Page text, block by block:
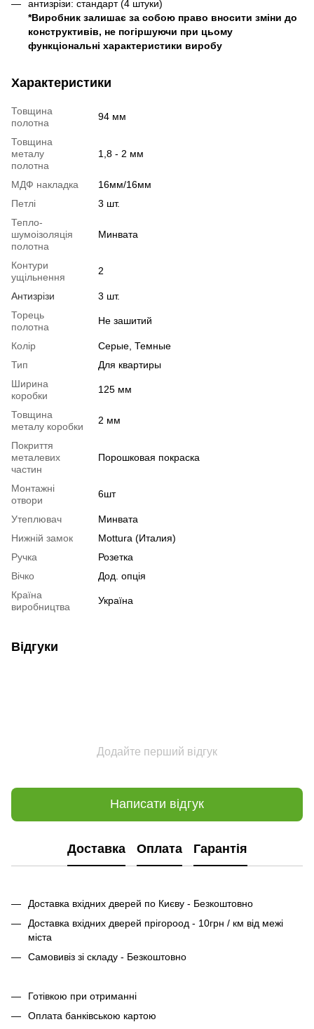
антизрізи: стандарт (4 штуки)
*Виробник залишає за собою право вносити зміни до
конструктивів, не погіршуючи при цьому
функціональні характеристики виробу
Характеристики
Товщина
полотна
94 мм
Товщина
металу
полотна
1,8 - 2 мм
МДФ накладка
16мм/16мм
Петлі
3 шт.
Тепло-
шумоізоляція
полотна
Минвата
Контури
ущільнення
2
Антизрізи
3 шт.
Торець
полотна
Не зашитий
Колір
Серые, Темные
Тип
Для квартиры
Ширина
коробки
125 мм
Товщина
металу коробки
2 мм
Покриття
металевих
частин
Порошковая покраска
Монтажні
отвори
6шт
Утеплювач
Минвата
Нижній замок
Mottura (Италия)
Ручка
Розетка
Вічко
Дод. опція
Країна
виробництва
Україна
Відгуки
Додайте перший відгук
Написати відгук
Доставка Оплата Гарантія
Доставка вхідних дверей по Києву - Безкоштовно
Доставка вхідних дверей прігороод - 10грн / км від межі
міста
Самовивіз зі складу - Безкоштовно
Готівкою при отриманні
Оплата банківською картою